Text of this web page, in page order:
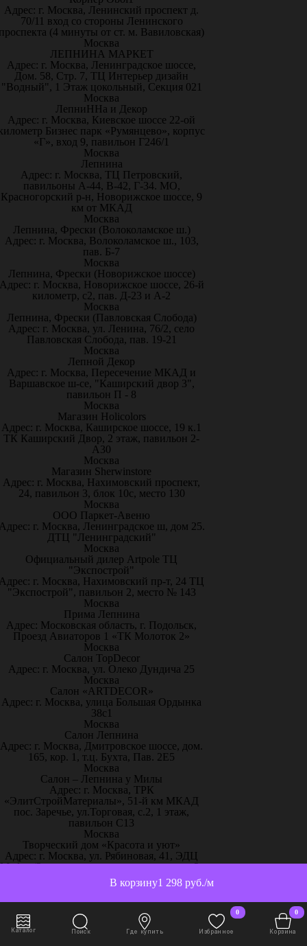
1 298 руб./м
В корзину
Адрес: г. Москва, Ленинский проспект д.
70/11 вход со стороны Ленинского
(4 минуты от ст. м. Вавиловская)
Москва
ЛЕПНИНА МАРКЕТ
Адрес: г. Москва, Ленинградское шоссе,
Дом. 58, Стр. 7, ТЦ Интерьер дизайн
"Водный", 1 Этаж цокольный, Секция 021
Москва
ЛепниННа и Декор
Адрес: г. Москва, Киевское шоссе 22-ой
Бизнес парк «Румянцево», корпус
«Г», вход 9, павильон Г246/1
Москва
Лепнина
Адрес: г. Москва, ТЦ Петровский,
павильоны А-44, В-42, Г-34. МО,
Красногорский р-н, Новорижское шоссе, 9
км от МКАД
Москва
Лепнина, Фрески (Волоколамское ш.)
Адрес: г. Москва, Волоколамское ш., 103,
пав. Б-7
Москва
Лепнина, Фрески (Новорижское шоссе)
г. Москва, Новорижское шоссе, 26-й
километр, с2, пав. Д-23 и А-2
Москва
Лепнина, Фрески (Павловская Слобода)
Адрес: г. Москва, ул. Ленина, 76/2, село
Павловская Слобода, пав. 19-21
Москва
Лепной Декор
Адрес: г. Москва, Пересечение МКАД и
Варшавское ш-се, "Каширский двор 3",
павильон П - 8
Москва
Магазин Holicolors
Адрес: г. Москва, Каширское шоссе, 19 к.1
ТК Каширский Двор, 2 этаж, павильон 2-
А30
Москва
Магазин Sherwinstore
Адрес: г. Москва, Нахимовский проспект,
24, павильон 3, блок 10с, место 130
Москва
ООО Паркет-Авeню
г. Москва, Ленинградское ш, дом 25.
ДТЦ "Ленинградский"
Москва
Официальный дилер Artpole ТЦ
"Экспострой"
г. Москва, Нахимовский пр-т, 24 ТЦ
"Экспострой", павильон 2, место № 143
Москва
Прима Лепнина
Адрес: Московская область, г. Подольск,
Проезд Авиаторов 1 «ТК Молоток 2»
Москва
Салон TopDecor
Адрес: г. Москва, ул. Олеко Дундича 25
Москва
Салон «ARTDECOR»
Адрес: г. Москва, улица Большая Ордынка
38с1
Москва
Салон Лепнина
Адрес: г. Москва, Дмитровское шоссе, дом.
165, кор. 1, т.ц. Бухта, Пав. 2Е5
Москва
Салон – Лепнина у Милы
Адрес: г. Москва, ТРК
«ЭлитСтройМатериалы», 51-й км МКАД
пос. Заречье, ул.Торговая, с.2, 1 этаж,
павильон С13
Москва
Творческий дом «Красота и уют»
Адрес: г. Москва, ул. Рябиновая, 41, ЭДЦ
Madex (2 этаж прямо от эскалатора эксп. 2-
27, 2-28)
Москва
Центр Дизайна ITALICA
Адрес: г. Москва, ул. Старая Басманная, 20,
к. 1, подъезд 2А
Москва
Каталог Поиск Где купить
0
Избранное
0
Корзина